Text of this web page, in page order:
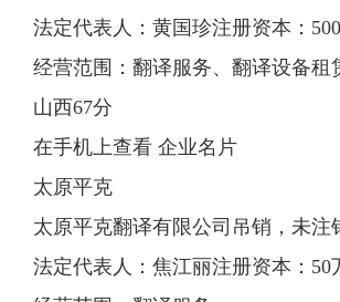
法定代表人：黄国珍注册资本：
经营范围：翻译服务、翻译设备租
山西67分
在手机上查看 企业名片
太原平克
太原平克翻译有限公司吊销，未注
法定代表人：焦江丽注册资本：50